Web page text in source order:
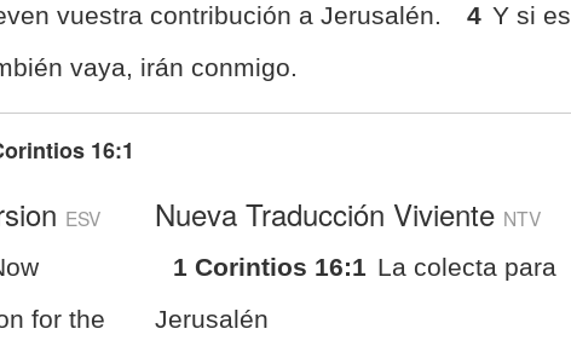
vuestra contribución a Jerusalén.
4 Y si es
vaya, irán conmigo.
16:1
ESV
for the
Nueva Traducción Viviente NTV
1 Corintios 16:1 La colecta para
Jerusalén